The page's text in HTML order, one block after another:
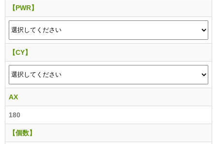
【PWR】
【CY】
AX
180
【個数】